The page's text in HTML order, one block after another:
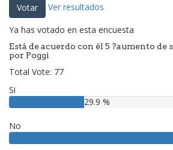
Votar Ver resultados
Ya has votado en esta encuesta
Está de acuerdo con él 5 ?aumento de
por Poggi
Total Vote: 77
Si
29.9 %
No